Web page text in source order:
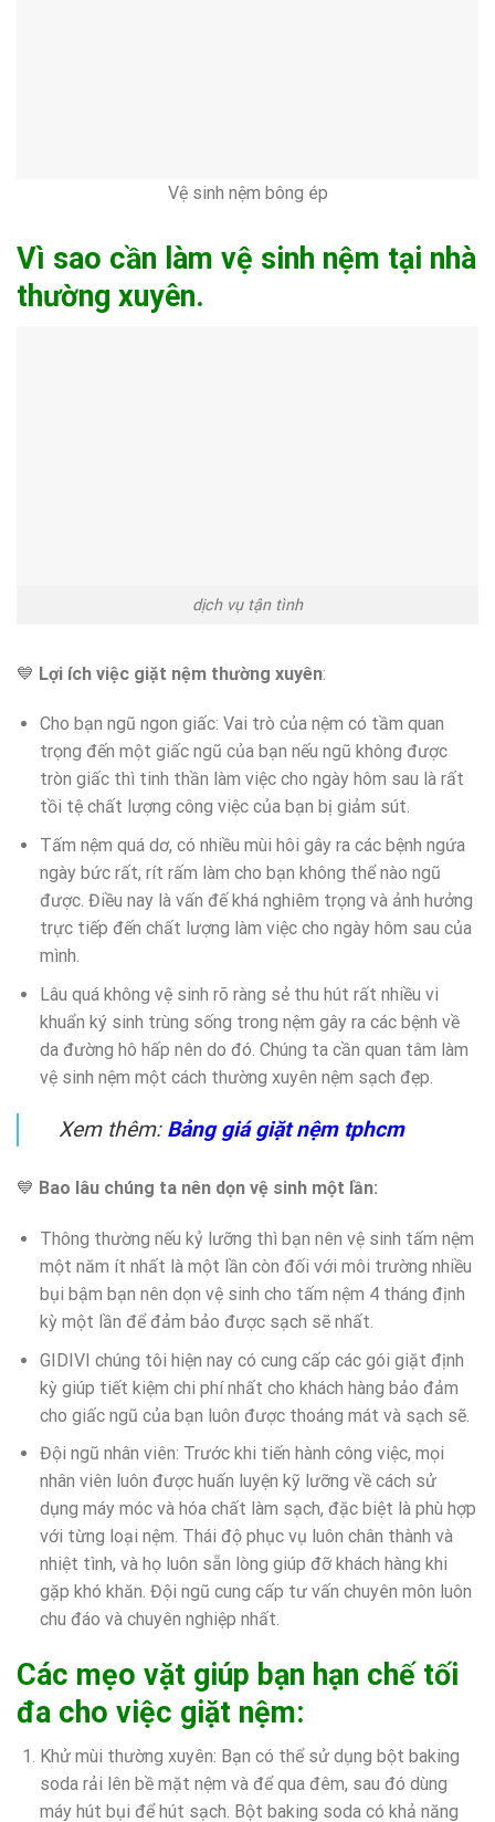
Vệ sinh nệm bông ép
Vì sao cần làm vệ sinh nệm tại nhà
thường xuyên.
dịch vụ tận tình
💙 Lợi ích việc giặt nệm thường xuyên:
Cho bạn ngũ ngon giấc: Vai trò của nệm có tầm quan
trọng đến một giấc ngũ của bạn nếu ngũ không được
tròn giấc thì tinh thần làm việc cho ngày hôm sau là rất
tồi tệ chất lượng công việc của bạn bị giảm sút.
Tấm nệm quá dơ, có nhiều mùi hôi gây ra các bệnh ngứa
ngày bức rất, rít rấm làm cho bạn không thể nào ngũ
được. Điều nay là vấn đế khá nghiêm trọng và ảnh hưởng
trực tiếp đến chất lượng làm việc cho ngày hôm sau của
mình.
Lâu quá không vệ sinh rõ ràng sẻ thu hút rất nhiều vi
khuẩn ký sinh trùng sống trong nệm gây ra các bệnh về
da đường hô hấp nên do đó. Chúng ta cần quan tâm làm
vệ sinh nệm một cách thường xuyên nệm sạch đẹp.
Xem thêm: Bảng giá giặt nệm tphcm
💙 Bao lâu chúng ta nên dọn vệ sinh một lần:
Thông thường nếu kỷ lưỡng thì bạn nên vệ sinh tấm nệm
một năm ít nhất là một lần còn đối với môi trường nhiều
bụi bậm bạn nên dọn vệ sinh cho tấm nệm 4 tháng định
kỳ một lần để đảm bảo được sạch sẽ nhất.
GIDIVI chúng tôi hiện nay có cung cấp các gói giặt định
kỳ giúp tiết kiệm chi phí nhất cho khách hàng bảo đảm
cho giấc ngũ của bạn luôn được thoáng mát và sạch sẽ.
Đội ngũ nhân viên: Trước khi tiến hành công việc, mọi
nhân viên luôn được huấn luyện kỹ lưỡng về cách sử
dụng máy móc và hóa chất làm sạch, đặc biệt là phù hợp
với từng loại nệm. Thái độ phục vụ luôn chân thành và
nhiệt tình, và họ luôn sẵn lòng giúp đỡ khách hàng khi
gặp khó khăn. Đội ngũ cung cấp tư vấn chuyên môn luôn
chu đáo và chuyên nghiệp nhất.
Các mẹo vặt giúp bạn hạn chế tối
đa cho việc giặt nệm:
Khử mùi thường xuyên: Bạn có thể sử dụng bột baking
soda rải lên bề mặt nệm và để qua đêm, sau đó dùng
máy hút bụi để hút sạch. Bột baking soda có khả năng